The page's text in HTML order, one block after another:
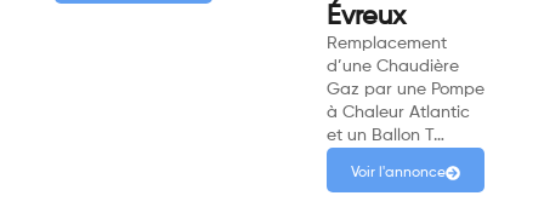
Évreux
Remplacement
d’une Chaudière
Gaz par une Pompe
à Chaleur Atlantic
et un Ballon T…
Voir l'annonce